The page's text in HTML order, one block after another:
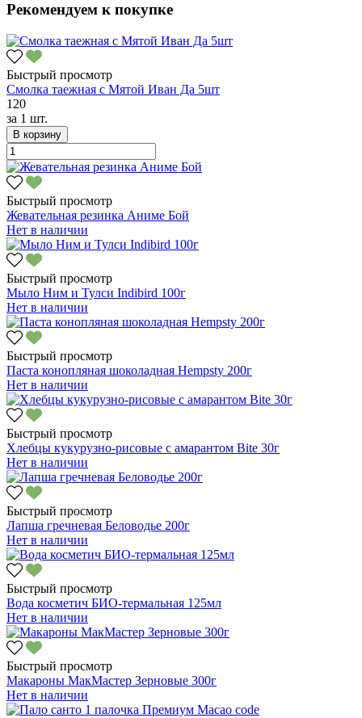
Рекомендуем к покупке
Быстрый просмотр
Смолка таежная с Мятой Иван Да 5шт
120
за 1 шт.
В корзину
Быстрый просмотр
Жевательная резинка Аниме Бой
Нет в наличии
Быстрый просмотр
Мыло Ним и Тулси Indibird 100г
Нет в наличии
Быстрый просмотр
Паста конопляная шоколадная Hempsty 200г
Нет в наличии
Быстрый просмотр
Хлебцы кукурузно-рисовые с амарантом Bite 30г
Нет в наличии
Быстрый просмотр
Лапша гречневая Беловодье 200г
Нет в наличии
Быстрый просмотр
Вода косметич БИО-термальная 125мл
Нет в наличии
Быстрый просмотр
Макароны МакМастер Зерновые 300г
Нет в наличии